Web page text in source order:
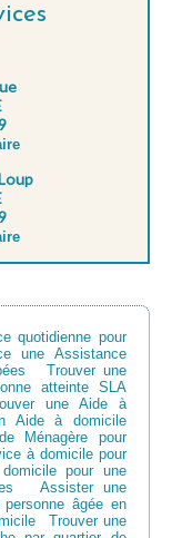
quotidienne pour
une Assistance
Trouver une
atteinte SLA
une Aide à
Aide à domicile
Ménagère pour
à domicile pour
pour une
Assister une
âgée en
Trouver une